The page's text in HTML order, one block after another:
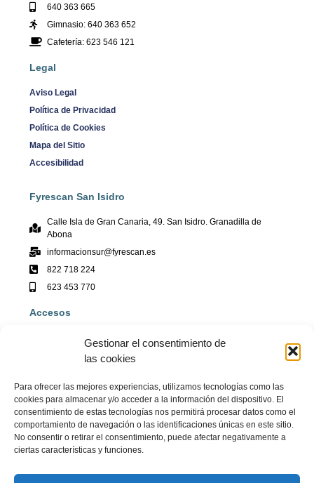
Gestionar el consentimiento de
las cookies
Para ofrecer las mejores experiencias, utilizamos tecnologías como las
cookies para almacenar y/o acceder a la información del dispositivo. El
consentimiento de estas tecnologías nos permitirá procesar datos como el
comportamiento de navegación o las identificaciones únicas en este sitio.
No consentir o retirar el consentimiento, puede afectar negativamente a
ciertas características y funciones.
640 363 665
Gimnasio: 640 363 652
Cafetería: 623 546 121
Legal
Aviso Legal
Política de Privacidad
Política de Cookies
Mapa del Sitio
Accesibilidad
Fyrescan San Isidro
Calle Isla de Gran Canaria, 49. San Isidro. Granadilla de
Abona
informacionsur@fyrescan.es
822 718 224
623 453 770
Accesos
Aula
Noticias